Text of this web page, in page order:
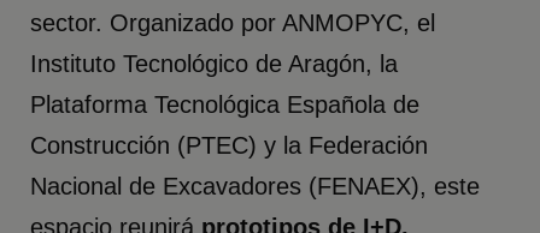
sector. Organizado por ANMOPYC, el
Instituto Tecnológico de Aragón, la
Plataforma Tecnológica Española de
Construcción (PTEC) y la Federación
Nacional de Excavadores (FENAEX), este
espacio reunirá prototipos de I+D,